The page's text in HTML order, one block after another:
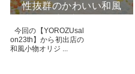
性抜群のかわいい和風
今回の【YOROZUsal
on23th】から初出店の
和風小物オリジ ...